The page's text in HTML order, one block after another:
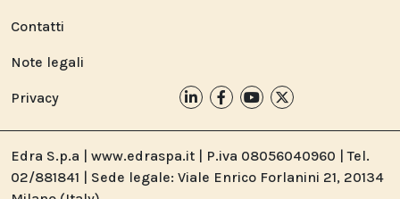
Contatti
Note legali
Privacy
Edra S.p.a | www.edraspa.it | P.iva 08056040960 | Tel.
02/881841 | Sede legale: Viale Enrico Forlanini 21, 20134